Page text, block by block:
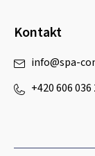
Kontakt
info@spa-
+420 606 036